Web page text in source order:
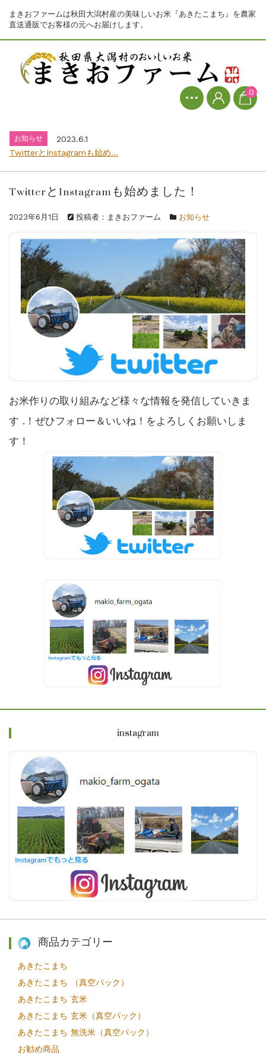
まきおファームは秋田大潟村産の美味しいお米『あきたこまち』を農家
直送通販でお客様の元へお届けします。
0
お知らせ
2023.6.1
お知らせ
2023.6.1
TwitterとInstagramも始め...
お知らせ
2023.6.1
TwitterとInstagramも始めました！
2023年6月1日 投稿者：まきおファーム お知らせ
お米作りの取り組みなど様々な情報を発信していきま
す .！ぜひフォロー＆いいね！をよろしくお願いしま
す！
instagram
商品カテゴリー
あきたこまち
あきたこまち （真空パック）
あきたこまち 玄米
あきたこまち 玄米（真空パック）
あきたこまち 無洗米（真空パック）
お勧め商品